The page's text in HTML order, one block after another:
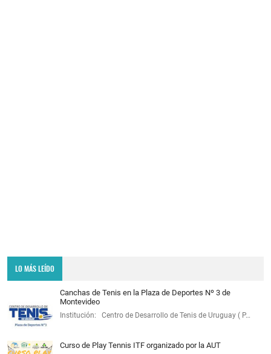
LO MÁS LEÍDO
Canchas de Tenis en la Plaza de Deportes Nº 3 de
Montevideo
Institución: Centro de Desarrollo de Tenis de Uruguay ( P…
Curso de Play Tennis ITF organizado por la AUT